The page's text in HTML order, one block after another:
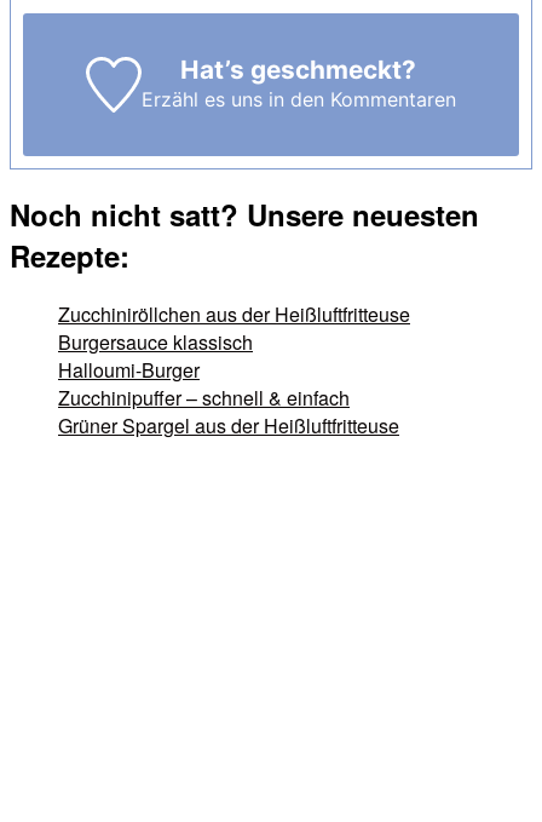
Hat’s geschmeckt?
Erzähl es uns in den Kommentaren
Noch nicht satt? Unsere neuesten
Rezepte:
Zucchiniröllchen aus der Heißluftfritteuse
Burgersauce klassisch
Halloumi-Burger
Zucchinipuffer – schnell & einfach
Grüner Spargel aus der Heißluftfritteuse